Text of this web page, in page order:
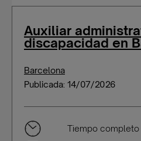
Auxiliar
discapacidad en
Barcelona
Publicada: 14/07/2026
Tiempo completo